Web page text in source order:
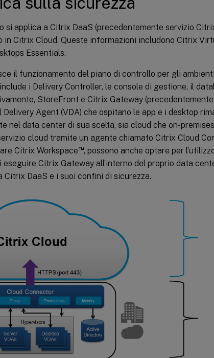
si applica a Citrix DaaS (precedentemente servizio
in Citrix Cloud. Queste informazioni includono Citrix
Essentials.
il funzionamento del piano di controllo per gli
i Delivery Controller, le console di gestione, il
StoreFront e Citrix Gateway
Delivery Agent (VDA) che ospitano le app e i desktop
nel data center di sua scelta, sia cloud che on-
cloud tramite un agente chiamato Citrix Cloud
Citrix Workspace™, possono anche optare per
eseguire Citrix Gateway all’interno del proprio data
Citrix DaaS e i suoi confini di sicurezza.